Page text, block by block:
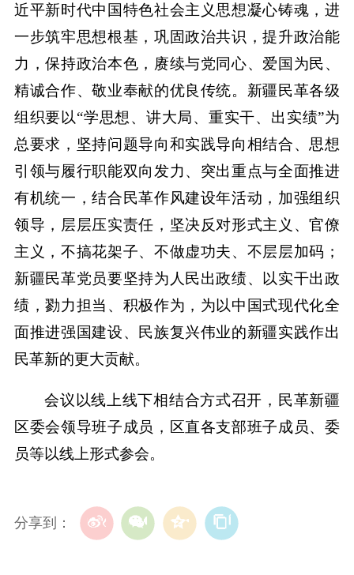
近平新时代中国特色社会主义思想凝心铸魂，进
一步筑牢思想根基，巩固政治共识，提升政治能
力，保持政治本色，赓续与党同心、爱国为民、
精诚合作、敬业奉献的优良传统。新疆民革各级
组织要以“学思想、讲大局、重实干、出实绩”为
总要求，坚持问题导向和实践导向相结合、思想
引领与履行职能双向发力、突出重点与全面推进
有机统一，结合民革作风建设年活动，加强组织
领导，层层压实责任，坚决反对形式主义、官僚
主义，不搞花架子、不做虚功夫、不层层加码；
新疆民革党员要坚持为人民出政绩、以实干出政
绩，勠力担当、积极作为，为以中国式现代化全
面推进强国建设、民族复兴伟业的新疆实践作出
民革新的更大贡献。
会议以线上线下相结合方式召开，民革新疆
区委会领导班子成员，区直各支部班子成员、委
员等以线上形式参会。
分享到：